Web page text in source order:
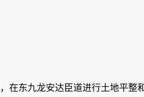
在东九龙安达臣道进行土地平